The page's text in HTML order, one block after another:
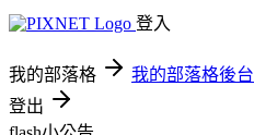
登入
我的部落格 我的部落格後台
登出